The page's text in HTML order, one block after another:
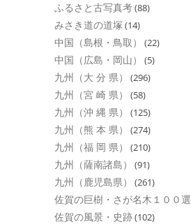
ふるさと古写真考(88)
みさき道の道塚 (14)
中国（島根・鳥取） (22)
中国（広島・岡山） (5)
九州（大 分 県） (296)
九州（宮 崎 県） (58)
九州（沖 縄 県） (125)
九州（熊 本 県） (274)
九州（福 岡 県） (210)
九州（薩南諸島） (91)
九州（鹿児島県） (261)
佐賀の巨樹・さが名木１００選
佐賀の風景・史跡(102)